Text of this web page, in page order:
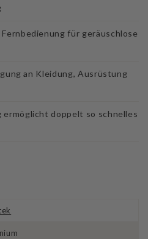
für geräuschlose
an Kleidung, Ausrüstung
ermöglicht doppelt so schnelles